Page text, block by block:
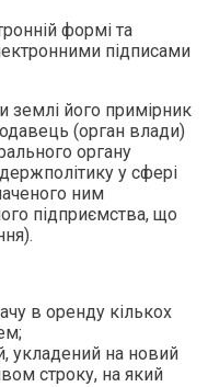
формі та
підписами
землі його примірник
(орган влади)
органу
у сфері
ним
підприємства, що
в оренду кількох
укладений на новий
строку, на який